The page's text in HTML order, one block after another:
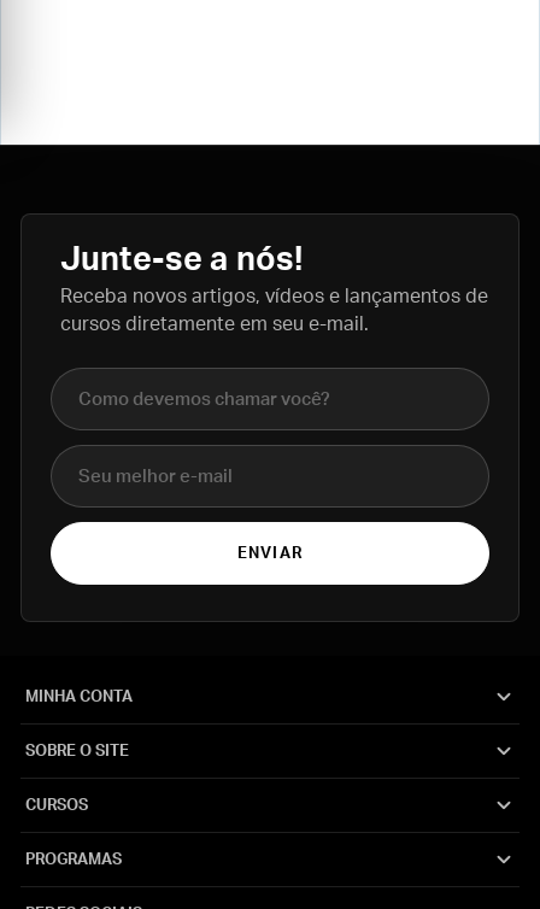
Junte-se a nós!
Receba novos artigos, vídeos e lançamentos de
cursos diretamente em seu e-mail.
Nome completo
E-mail
ENVIAR
MINHA CONTA
SOBRE O SITE
CURSOS
PROGRAMAS